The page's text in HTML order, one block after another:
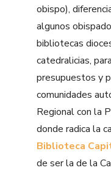
obispo),
algunos
bibliotecas
catedralicias,
presupuestos y
comunidades
Regional con la
donde radica la
Biblioteca
de ser la de la